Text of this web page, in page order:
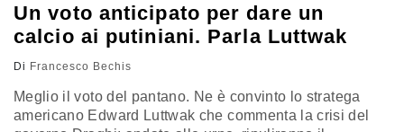
Un voto anticipato per dare un
calcio ai putiniani. Parla Luttwak
Di Francesco Bechis
Meglio il voto del pantano. Ne è convinto lo stratega
americano Edward Luttwak che commenta la crisi del